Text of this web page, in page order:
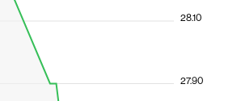
27.90
28.10